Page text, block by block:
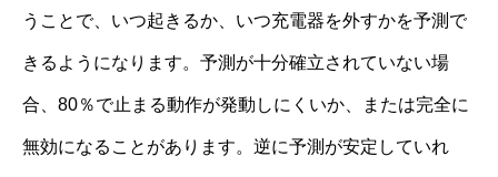
うことで、いつ起きるか、いつ充電器を外すかを予測で
きるようになります。予測が十分確立されていない場
合、80％で止まる動作が発動しにくいか、または完全に
無効になることがあります。逆に予測が安定していれ